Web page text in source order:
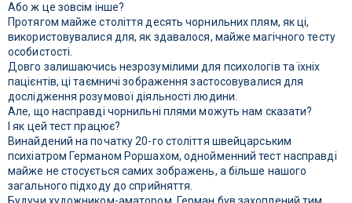
Або ж це зовсім інше?
Протягом майже століття десять чорнильних плям, як ці,
використовувалися для, як здавалося, майже магічного тесту
особистості.
Довго залишаючись незрозумілими для психологів та їхніх
пацієнтів, ці таємничі зображення застосовувалися для
дослідження розумової діяльності людини.
Але, що насправді чорнильні плями можуть нам сказати?
І як цей тест працює?
Винайдений на початку 20-го століття швейцарським
психіатром Германом Роршахом, однойменний тест насправді
майже не стосується самих зображень, а більше нашого
загального підходу до сприйняття.